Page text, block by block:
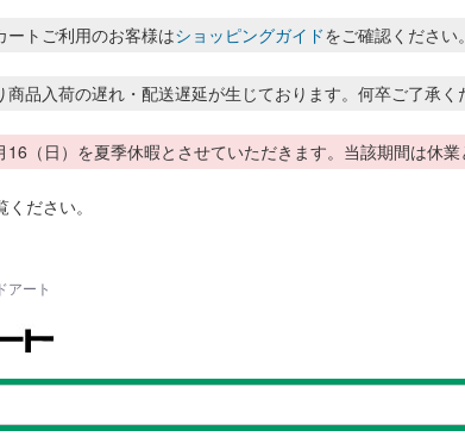
ートご利用のお客様はショッピングガイドをご確認くださ
品入荷の遅れ・配送遅延が生じております。何卒ご了承
（日）を夏季休暇とさせていただきます。当該期間は休
ださい。
アート